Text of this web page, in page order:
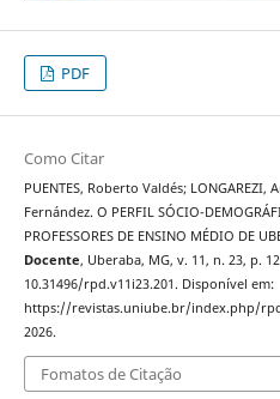
PDF
Como Citar
PUENTES, Roberto Valdés;
Fernández. O PERFIL SÓCIO-
PROFESSORES DE ENSINO MÉDIO DE
Docente, Uberaba, MG, v. 11, n. 23, p.
10.31496/rpd.v11i23.201. Disponível em:
https://revistas.uniube.br/index.php/
2026.
Fomatos de Citação